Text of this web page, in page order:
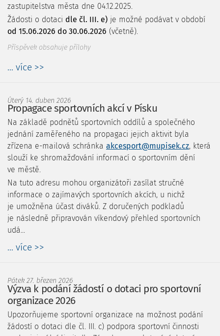
zastupitelstva města dne 04.12.2025.
Žádosti o dotaci dle čl. III. e) je možné podávat v období
od 15.06.2026 do 30.06.2026 (včetně).
Příspěvek obsahuje přílohy
... více >>
Úterý 14. duben 2026
Propagace sportovních akcí v Písku
Na základě podnětů sportovních oddílů a společného
jednání zaměřeného na propagaci jejich aktivit byla
zřízena e-mailová schránka akcesport@mupisek.cz, která
slouží ke shromažďování informací o sportovním dění
ve městě.
Na tuto adresu mohou organizátoři zasílat stručné
informace o zajímavých sportovních akcích, u nichž
je umožněna účast diváků. Z doručených podkladů
je následně připravován víkendový přehled sportovních
udá...
... více >>
Pátek 27. březen 2026
Výzva k podání žádostí o dotaci pro sportovní
organizace 2026
Upozorňujeme sportovní organizace na možnost podání
žádostí o dotaci dle čl. III. c) podpora sportovní činnosti